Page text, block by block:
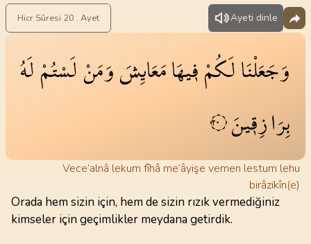
Hicr Sûresi 20 . Ayet Ayeti dinle
وَجَعَلْنَالَكُمْف۪يهَامَعَايِشَوَمَنْلَسْتُمْلَهُ
بِرَازِق۪ينَ ٢٠
Vece’alnâ lekum fîhâ me’âyişe vemen lestum lehu
birâzikîn(e)
Orada hem sizin için, hem de sizin rızık vermediğiniz
kimseler için geçimlikler meydana getirdik.